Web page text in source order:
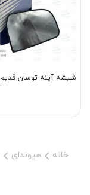
شیشه آینه توسان قدیم
خانه هیوندای